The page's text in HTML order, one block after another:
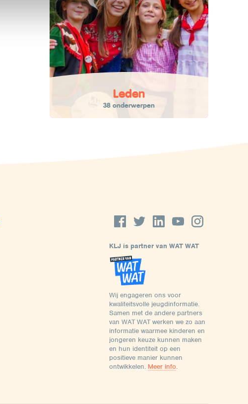
Leden
38 onderwerpen
KLJ is partner van WAT WAT
Wij engageren ons voor
kwaliteitsvolle jeugdinformatie.
Samen met de andere partners
van WAT WAT werken we zo aan
informatie waarmee kinderen en
jongeren keuze kunnen maken
en hun identiteit op een
positieve manier kunnen
ontwikkelen. Meer info.